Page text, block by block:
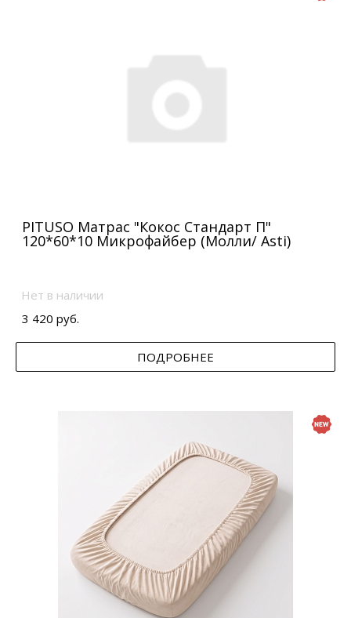
PITUSO Матрас "Кокос Стандарт П"
120*60*10 Микрофайбер (Молли/ Asti)
Нет в наличии
3 420 руб.
ПОДРОБНЕЕ